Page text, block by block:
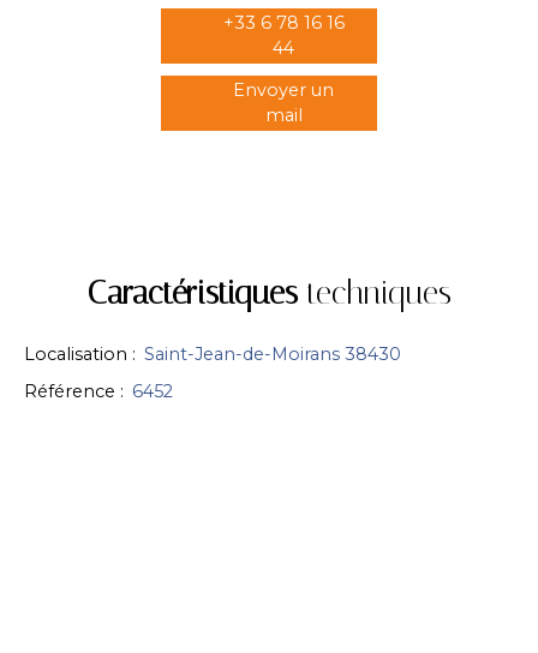
+33 6 78 16 16
44
Envoyer un
mail
Caractéristiquestechniques
Localisation : Saint-Jean-de-Moirans 38430
Référence : 6452